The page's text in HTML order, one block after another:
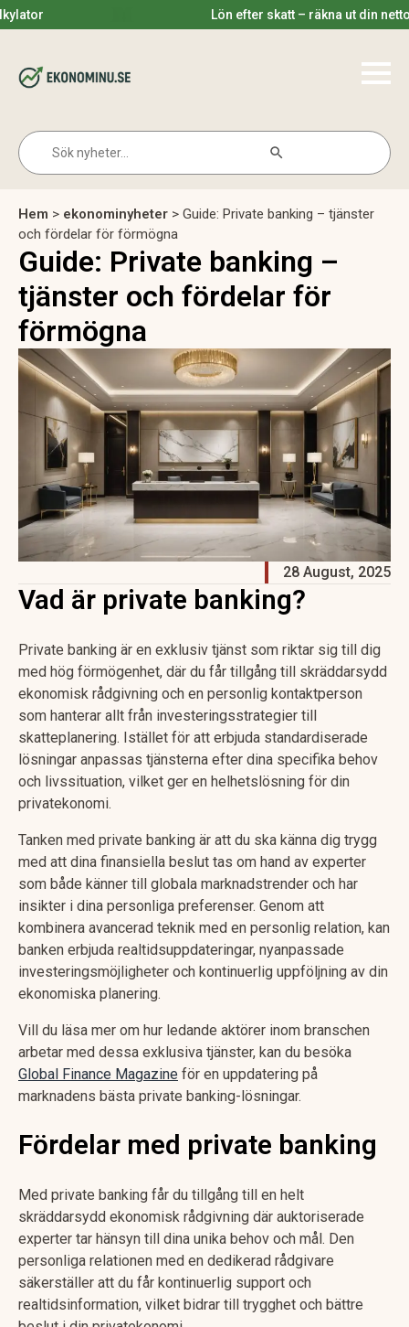
Lön efter skatt – räkna ut din nettolön
for:
Hem > ekonominyheter > Guide: Private banking – tjänster
och fördelar för förmögna
Guide: Private banking –
tjänster och fördelar för
förmögna
28 August, 2025
Vad är private banking?
Private banking är en exklusiv tjänst som riktar sig till dig
med hög förmögenhet, där du får tillgång till skräddarsydd
ekonomisk rådgivning och en personlig kontaktperson
som hanterar allt från investeringsstrategier till
skatteplanering. Istället för att erbjuda standardiserade
lösningar anpassas tjänsterna efter dina specifika behov
och livssituation, vilket ger en helhetslösning för din
privatekonomi.
Tanken med private banking är att du ska känna dig trygg
med att dina finansiella beslut tas om hand av experter
som både känner till globala marknadstrender och har
insikter i dina personliga preferenser. Genom att
kombinera avancerad teknik med en personlig relation, kan
banken erbjuda realtidsuppdateringar, nyanpassade
investeringsmöjligheter och kontinuerlig uppföljning av din
ekonomiska planering.
Vill du läsa mer om hur ledande aktörer inom branschen
arbetar med dessa exklusiva tjänster, kan du besöka
Global Finance Magazine för en uppdatering på
marknadens bästa private banking-lösningar.
Fördelar med private banking
Med private banking får du tillgång till en helt
skräddarsydd ekonomisk rådgivning där auktoriserade
experter tar hänsyn till dina unika behov och mål. Den
personliga relationen med en dedikerad rådgivare
säkerställer att du får kontinuerlig support och
realtidsinformation, vilket bidrar till trygghet och bättre